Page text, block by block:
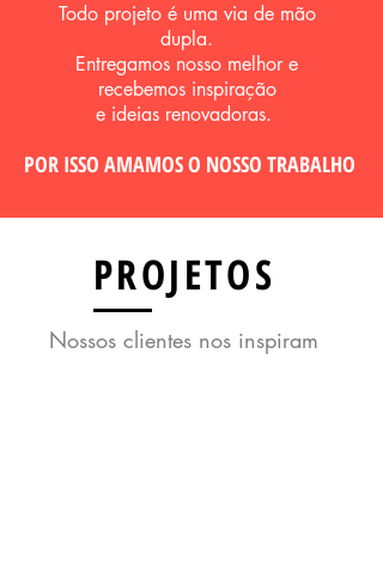
Todo projeto é uma via de mão
dupla.
Entregamos nosso melhor e
recebemos inspiração
e ideias renovadoras.
POR ISSO AMAMOS O NOSSO TRABALHO
PROJETOS
Nossos clientes nos inspiram